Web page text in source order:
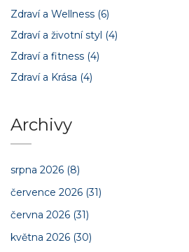
Zdraví a Wellness (6)
Zdraví a životní styl (4)
Zdraví a fitness (4)
Zdraví a Krása (4)
Archivy
srpna 2026 (8)
července 2026 (31)
června 2026 (31)
května 2026 (30)